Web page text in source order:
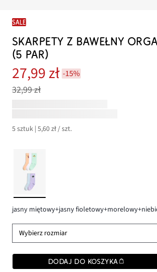
SALE
SKARPETY Z BAWEŁNY
(5 PAR)
27,99 zł -15%
32,99 zł
5 sztuk | 5,60 zł / szt.
jasny miętowy+jasny
Wybierz rozmiar
DODAJ DO KOSZYKA